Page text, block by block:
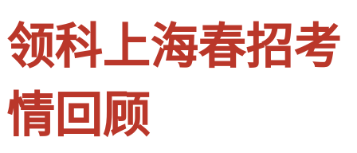
领科上海春招考
情回顾